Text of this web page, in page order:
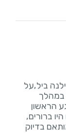
ביל,על
במהלך
הראשון
ברורים,
בדיוק